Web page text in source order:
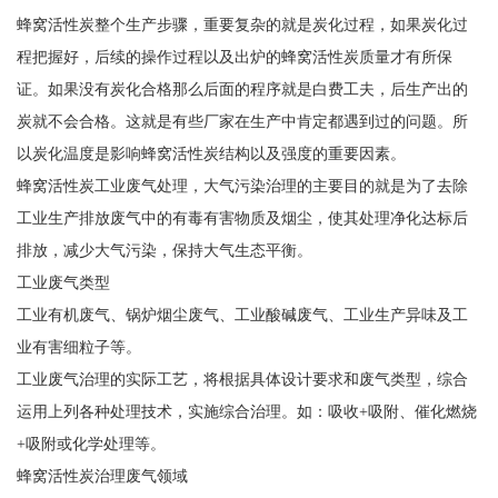
蜂窝活性炭整个生产步骤，重要复杂的就是炭化过程，如果炭化过
程把握好，后续的操作过程以及出炉的蜂窝活性炭质量才有所保
证。如果没有炭化合格那么后面的程序就是白费工夫，后生产出的
炭就不会合格。这就是有些厂家在生产中肯定都遇到过的问题。所
以炭化温度是影响蜂窝活性炭结构以及强度的重要因素。
蜂窝活性炭工业废气处理，大气污染治理的主要目的就是为了去除
工业生产排放废气中的有毒有害物质及烟尘，使其处理净化达标后
排放，减少大气污染，保持大气生态平衡。
工业废气类型
工业有机废气、锅炉烟尘废气、工业酸碱废气、工业生产异味及工
业有害细粒子等。
工业废气治理的实际工艺，将根据具体设计要求和废气类型，综合
运用上列各种处理技术，实施综合治理。如：吸收+吸附、催化燃烧
+吸附或化学处理等。
蜂窝活性炭治理废气领域